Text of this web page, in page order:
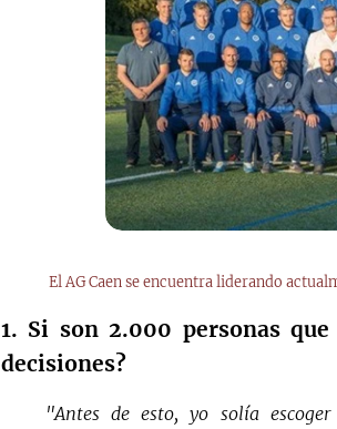
El AG Caen se encuentra liderando
1. Si son 2.000 personas
decisiones?
"Antes de esto, yo solía